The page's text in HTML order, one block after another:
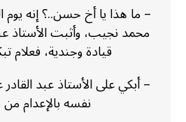
– ما هذا يا أخ حسن..؟ إنه يوم
محمد نجيب، وأثبت الأستاذ
قيادة وجندية، فعلام
– أبكي على الأستاذ عبد
نفسه بالإعدام